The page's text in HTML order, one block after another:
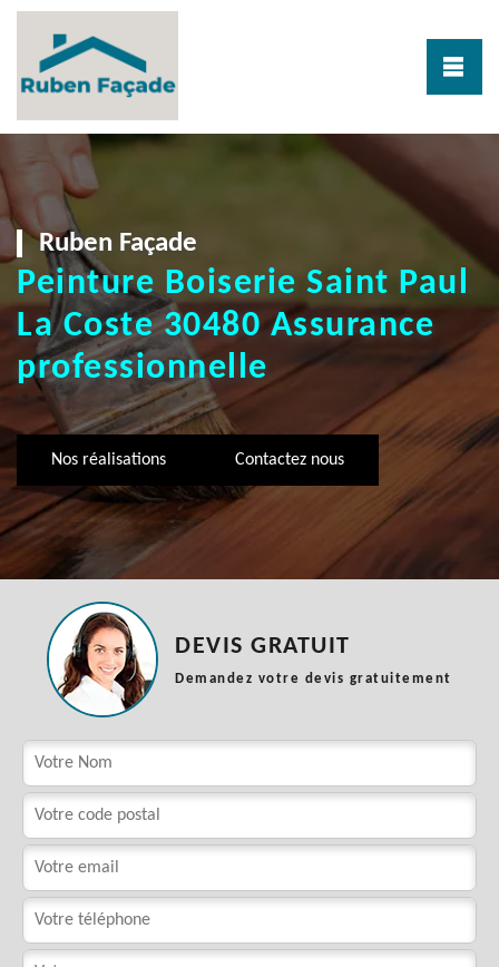
Ruben Façade
Peinture Boiserie Saint Paul
La Coste 30480 Assurance
professionnelle
Nos réalisations Contactez nous
DEVIS GRATUIT
Demandez votre devis gratuitement